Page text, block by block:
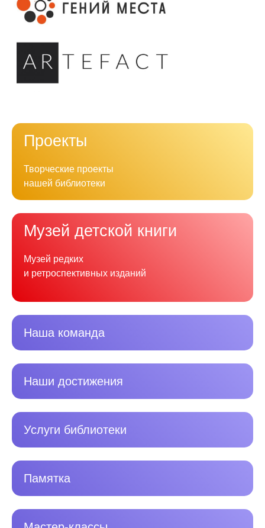
Проекты
Творческие проекты
нашей библиотеки
Музей детской книги
Музей редких
и ретроспективных изданий
Наша команда
Наши достижения
Услуги библиотеки
Памятка